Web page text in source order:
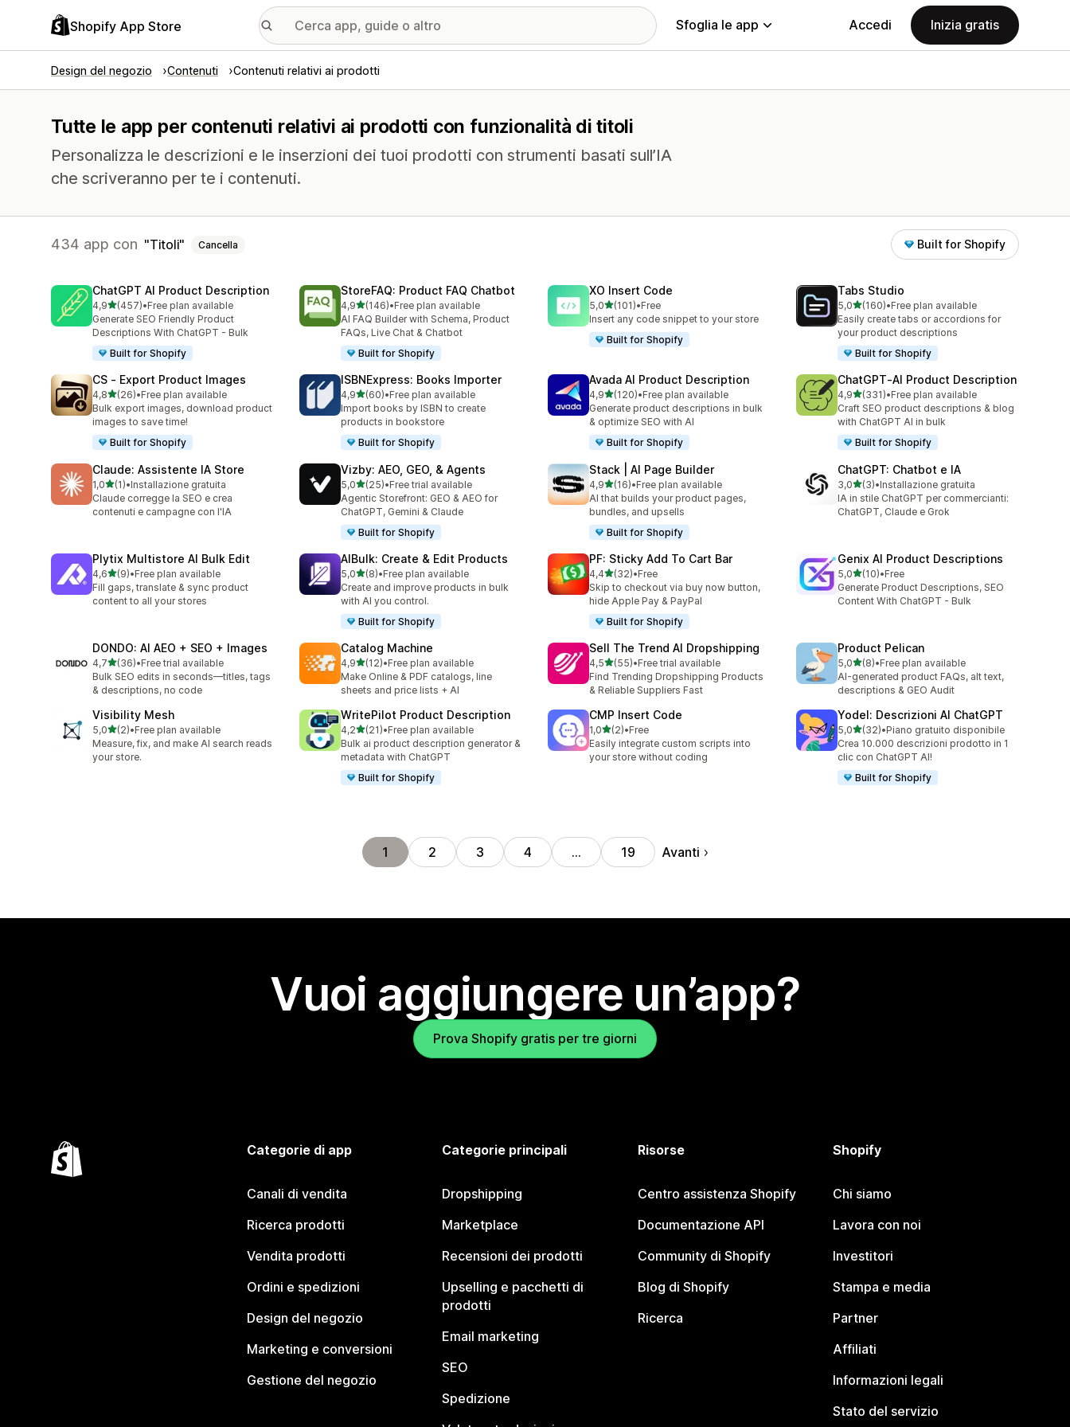
Shopify App Store Sfoglia le app Accedi Inizia gratis
Design del negozio Contenuti Contenuti relativi ai prodotti
Tutte le app per contenuti relativi ai prodotti con funzionalità di titoli
Personalizza le descrizioni e le inserzioni dei tuoi prodotti con strumenti basati sull’IA
che scriveranno per te i contenuti.
434 app con Titoli Cancella Built for Shopify
ChatGPT AI Product Description
4,9stelle su 5
(457)
457 recensioni totali
•Free plan available
Generate SEO Friendly Product
Descriptions With ChatGPT - Bulk
Built for Shopify
StoreFAQ: Product FAQ Chatbot
4,9stelle su 5
(146)
146 recensioni totali
•Free plan available
AI FAQ Builder with Schema, Product
FAQs, Live Chat & Chatbot
Built for Shopify
XO Insert Code
5,0stelle su 5
(101)
101 recensioni totali
•Free
Insert any code snippet to your store
Built for Shopify
Tabs Studio
5,0stelle su 5
(160)
160 recensioni totali
•Free plan available
Easily create tabs or accordions for
your product descriptions
Built for Shopify
CS ‑ Export Product Images
4,8stelle su 5
(26)
26 recensioni totali
•Free plan available
Bulk export images, download product
images to save time!
Built for Shopify
ISBNExpress: Books Importer
4,9stelle su 5
(60)
60 recensioni totali
•Free plan available
Import books by ISBN to create
products in bookstore
Built for Shopify
Avada AI Product Description
4,9stelle su 5
(120)
120 recensioni totali
•Free plan available
Generate product descriptions in bulk
& optimize SEO with AI
Built for Shopify
ChatGPT‑AI Product Description
4,9stelle su 5
(331)
331 recensioni totali
•Free plan available
Craft SEO product descriptions & blog
with ChatGPT AI in bulk
Built for Shopify
Claude: Assistente IA Store
1,0stelle su 5
(1)
1 recensioni totali
•Installazione gratuita
Claude corregge la SEO e crea
contenuti e campagne con l'IA
Vizby: AEO, GEO, & Agents
5,0stelle su 5
(25)
25 recensioni totali
•Free trial available
Agentic Storefront: GEO & AEO for
ChatGPT, Gemini & Claude
Built for Shopify
Stack | AI Page Builder
4,9stelle su 5
(16)
16 recensioni totali
•Free plan available
AI that builds your product pages,
bundles, and upsells
Built for Shopify
ChatGPT: Chatbot e IA
3,0stelle su 5
(3)
3 recensioni totali
•Installazione gratuita
IA in stile ChatGPT per commercianti:
ChatGPT, Claude e Grok
Plytix Multistore AI Bulk Edit
4,6stelle su 5
(9)
9 recensioni totali
•Free plan available
Fill gaps, translate & sync product
content to all your stores
AIBulk: Create & Edit Products
5,0stelle su 5
(8)
8 recensioni totali
•Free plan available
Create and improve products in bulk
with AI you control.
Built for Shopify
PF: Sticky Add To Cart Bar
4,4stelle su 5
(32)
32 recensioni totali
•Free
Skip to checkout via buy now button,
hide Apple Pay & PayPal
Built for Shopify
Genix AI Product Descriptions
5,0stelle su 5
(10)
10 recensioni totali
•Free
Generate Product Descriptions, SEO
Content With ChatGPT - Bulk
DONDO: AI AEO + SEO + Images
4,7stelle su 5
(36)
36 recensioni totali
•Free trial available
Bulk SEO edits in seconds—titles, tags
& descriptions, no code
Catalog Machine
4,9stelle su 5
(12)
12 recensioni totali
•Free plan available
Make Online & PDF catalogs, line
sheets and price lists + AI
Sell The Trend AI Dropshipping
4,5stelle su 5
(55)
55 recensioni totali
•Free trial available
Find Trending Dropshipping Products
& Reliable Suppliers Fast
Product Pelican
5,0stelle su 5
(8)
8 recensioni totali
•Free plan available
AI-generated product FAQs, alt text,
descriptions & GEO Audit
Visibility Mesh
5,0stelle su 5
(2)
2 recensioni totali
•Free plan available
Measure, fix, and make AI search reads
your store.
WritePilot Product Description
4,2stelle su 5
(21)
21 recensioni totali
•Free plan available
Bulk ai product description generator &
metadata with ChatGPT
Built for Shopify
CMP Insert Code
1,0stelle su 5
(2)
2 recensioni totali
•Free
Easily integrate custom scripts into
your store without coding
Yodel: Descrizioni AI ChatGPT
5,0stelle su 5
(32)
32 recensioni totali
•Piano gratuito disponibile
Crea 10.000 descrizioni prodotto in 1
clic con ChatGPT AI!
Built for Shopify
1 2 3 4 … 19 Avanti
Vuoi aggiungere un’app?
Prova Shopify gratis per tre giorni
Categorie di app
Canali di vendita
Ricerca prodotti
Vendita prodotti
Ordini e spedizioni
Design del negozio
Marketing e conversioni
Gestione del negozio
Categorie principali
Dropshipping
Marketplace
Recensioni dei prodotti
Upselling e pacchetti di
prodotti
Email marketing
SEO
Spedizione
Risorse
Centro assistenza Shopify
Documentazione API
Community di Shopify
Blog di Shopify
Ricerca
Shopify
Chi siamo
Lavora con noi
Investitori
Stampa e media
Partner
Affiliati
Informazioni legali
Stato del servizio